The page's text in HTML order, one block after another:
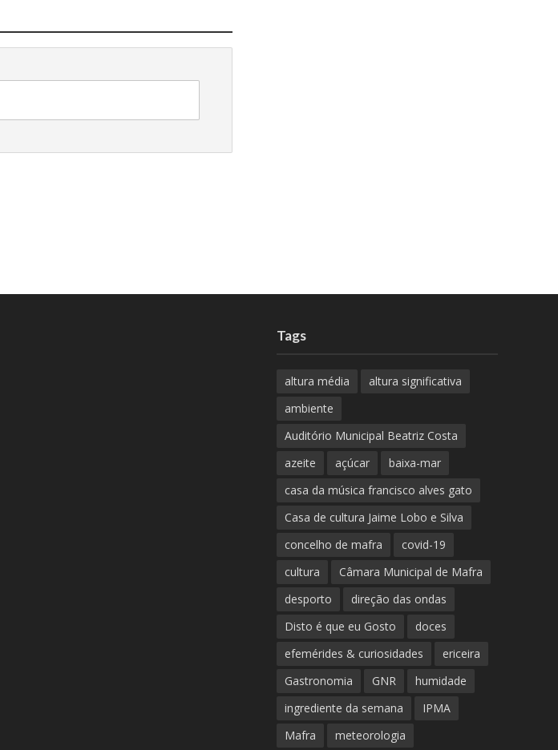
Tags
altura média
altura significativa
ambiente
Auditório Municipal Beatriz Costa
azeite
açúcar
baixa-mar
casa da música francisco alves gato
Casa de cultura Jaime Lobo e Silva
concelho de mafra
covid-19
cultura
Câmara Municipal de Mafra
desporto
direção das ondas
Disto é que eu Gosto
doces
efemérides & curiosidades
ericeira
Gastronomia
GNR
humidade
ingrediente da semana
IPMA
Mafra
meteorologia